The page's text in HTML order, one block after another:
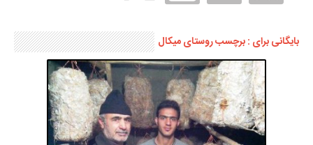
بایگانی برای : برچسب روستای میکال